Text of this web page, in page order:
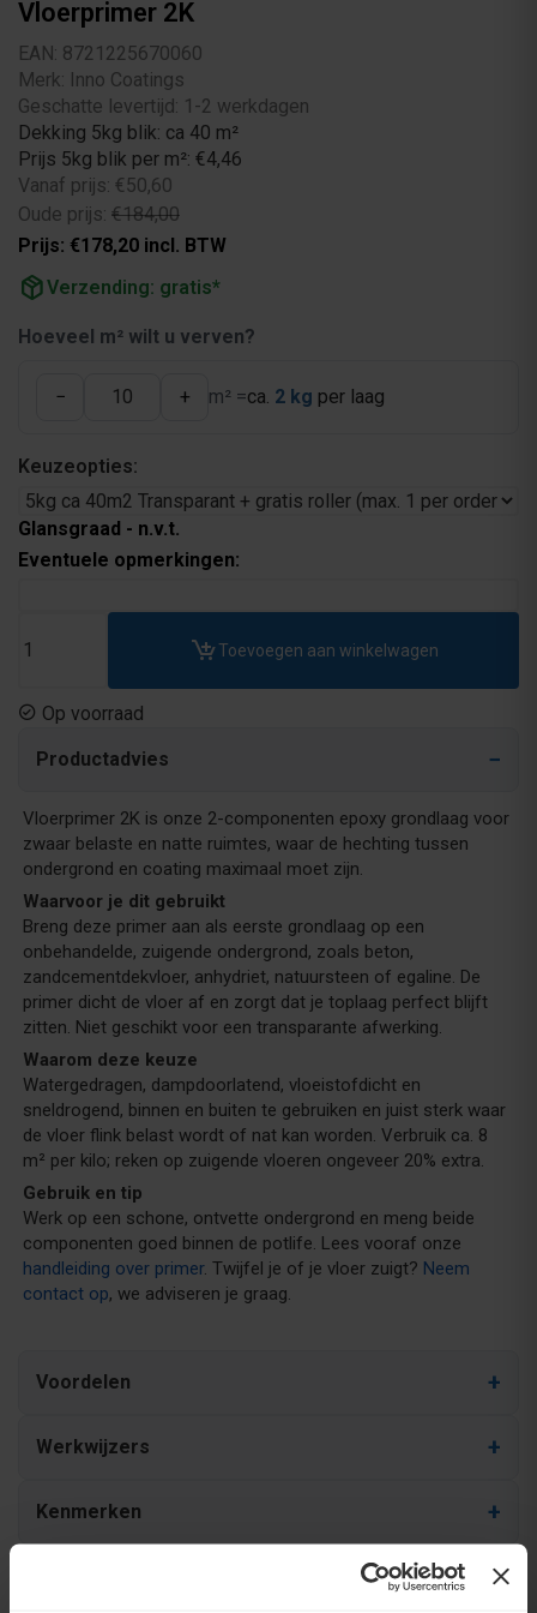
Vloerprimer 2K
EAN: 8721225670060
Merk: Inno Coatings
Geschatte levertijd: 1-2 werkdagen
Dekking 5kg blik: ca 40 m²
Prijs 5kg blik per m²: €4,46
Vanaf prijs: €50,60
Oude prijs: €184,00
Prijs: €178,20 incl. BTW
package_2Verzending: gratis*
Hoeveel m² wilt u verven?
− + m² =ca. 2 kg per laag
Keuzeopties:
Glansgraad - n.v.t.
Eventuele opmerkingen:
Toevoegen aan winkelwagen
Op voorraad
Productadvies
Vloerprimer 2K is onze 2-componenten epoxy grondlaag voor
zwaar belaste en natte ruimtes, waar de hechting tussen
ondergrond en coating maximaal moet zijn.
Waarvoor je dit gebruikt
Breng deze primer aan als eerste grondlaag op een
onbehandelde, zuigende ondergrond, zoals beton,
zandcementdekvloer, anhydriet, natuursteen of egaline. De
primer dicht de vloer af en zorgt dat je toplaag perfect blijft
zitten. Niet geschikt voor een transparante afwerking.
Waarom deze keuze
Watergedragen, dampdoorlatend, vloeistofdicht en
sneldrogend, binnen en buiten te gebruiken en juist sterk waar
de vloer flink belast wordt of nat kan worden. Verbruik ca. 8
m² per kilo; reken op zuigende vloeren ongeveer 20% extra.
Gebruik en tip
Werk op een schone, ontvette ondergrond en meng beide
componenten goed binnen de potlife. Lees vooraf onze
handleiding over primer. Twijfel je of je vloer zuigt? Neem
contact op, we adviseren je graag.
Voordelen
Werkwijzers
Kenmerken